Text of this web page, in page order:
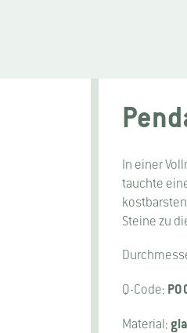
In einer
tauchte
Steine zu
Q-Code:
Material: